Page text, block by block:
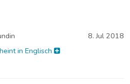
8. Jul 2018
in Englisch